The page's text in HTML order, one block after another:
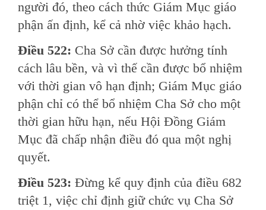
người đó, theo cách thức Giám Mục giáo
phận ấn định, kể cả nhờ việc khảo hạch.
Ðiều 522: Cha Sở cần được hưởng tính
cách lâu bền, và vì thế cần được bổ nhiệm
với thời gian vô hạn định; Giám Mục giáo
phận chỉ có thể bổ nhiệm Cha Sở cho một
thời gian hữu hạn, nếu Hội Ðồng Giám
Mục đã chấp nhận điều đó qua một nghị
quyết.
Ðiều 523: Ðừng kể quy định của điều 682
triệt 1, việc chỉ định giữ chức vụ Cha Sở